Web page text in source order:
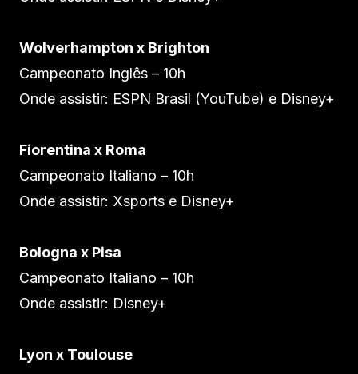
Wolverhampton x Brighton
Campeonato Inglês – 10h
Onde assistir: ESPN Brasil (YouTube) e Disney+
Fiorentina x Roma
Campeonato Italiano – 10h
Onde assistir: Xsports e Disney+
Bologna x Pisa
Campeonato Italiano – 10h
Onde assistir: Disney+
Lyon x Toulouse